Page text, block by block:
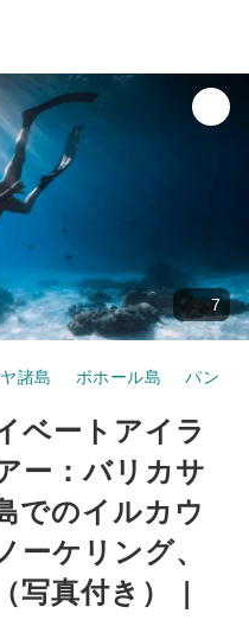
7
諸島 ボホール島 パンラ
ベートアイラ
ー：バリカサ
でのイルカウ
ーケリング、
写真付き） |